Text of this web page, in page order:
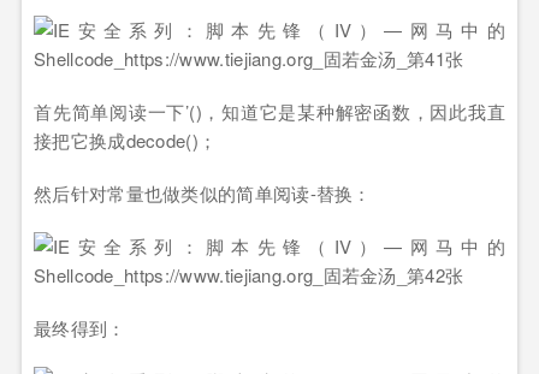
首先简单阅读一下’()，知道它是某种解密函数，因此我直
接把它换成decode()；
然后针对常量也做类似的简单阅读-替换：
最终得到：